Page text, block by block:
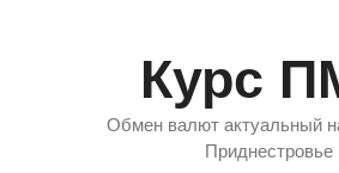
Курс
Обмен валют актуальный
Приднестровье